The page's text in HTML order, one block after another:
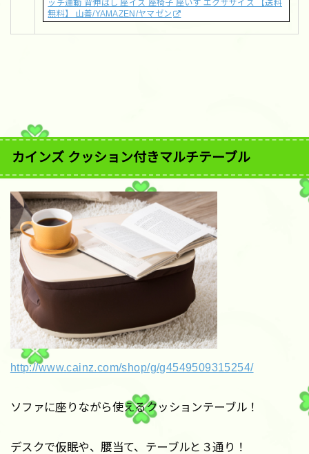
ッチ運動 背伸ばし 座イス 座椅子 座いす エクササイズ 【送料
無料】 山善/YAMAZEN/ヤマゼン
カインズ クッション付きマルチテーブル
http://www.cainz.com/shop/g/g4549509315254/
ソファに座りながら使えるクッションテーブル！
デスクで仮眠や、腰当て、テーブルと３通り！